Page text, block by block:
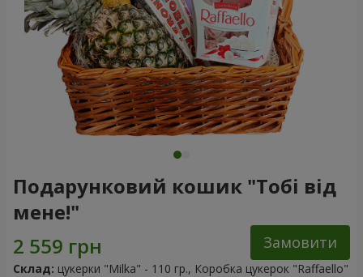
Подарунковий кошик "Тобі від
мене!"
Замовити
Склад: цукерки "Milka" - 110 гр., Коробка цукерок "Raffaello"